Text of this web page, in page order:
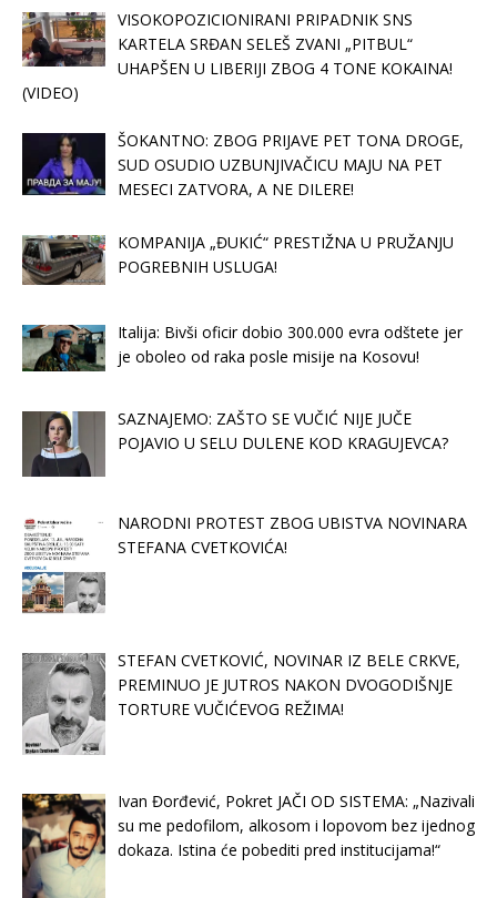
VISOKOPOZICIONIRANI PRIPADNIK SNS
KARTELA SRĐAN SELEŠ ZVANI „PITBUL“
UHAPŠEN U LIBERIJI ZBOG 4 TONE KOKAINA!
(VIDEO)
ŠOKANTNO: ZBOG PRIJAVE PET TONA DROGE,
SUD OSUDIO UZBUNJIVAČICU MAJU NA PET
MESECI ZATVORA, A NE DILERE!
KOMPANIJA „ĐUKIĆ“ PRESTIŽNA U PRUŽANJU
POGREBNIH USLUGA!
Italija: Bivši oficir dobio 300.000 evra odštete jer
je oboleo od raka posle misije na Kosovu!
SAZNAJEMO: ZAŠTO SE VUČIĆ NIJE JUČE
POJAVIO U SELU DULENE KOD KRAGUJEVCA?
NARODNI PROTEST ZBOG UBISTVA NOVINARA
STEFANA CVETKOVIĆA!
STEFAN CVETKOVIĆ, NOVINAR IZ BELE CRKVE,
PREMINUO JE JUTROS NAKON DVOGODIŠNJE
TORTURE VUČIĆEVOG REŽIMA!
Ivan Đorđević, Pokret JAČI OD SISTEMA: „Nazivali
su me pedofilom, alkosom i lopovom bez ijednog
dokaza. Istina će pobediti pred institucijama!“